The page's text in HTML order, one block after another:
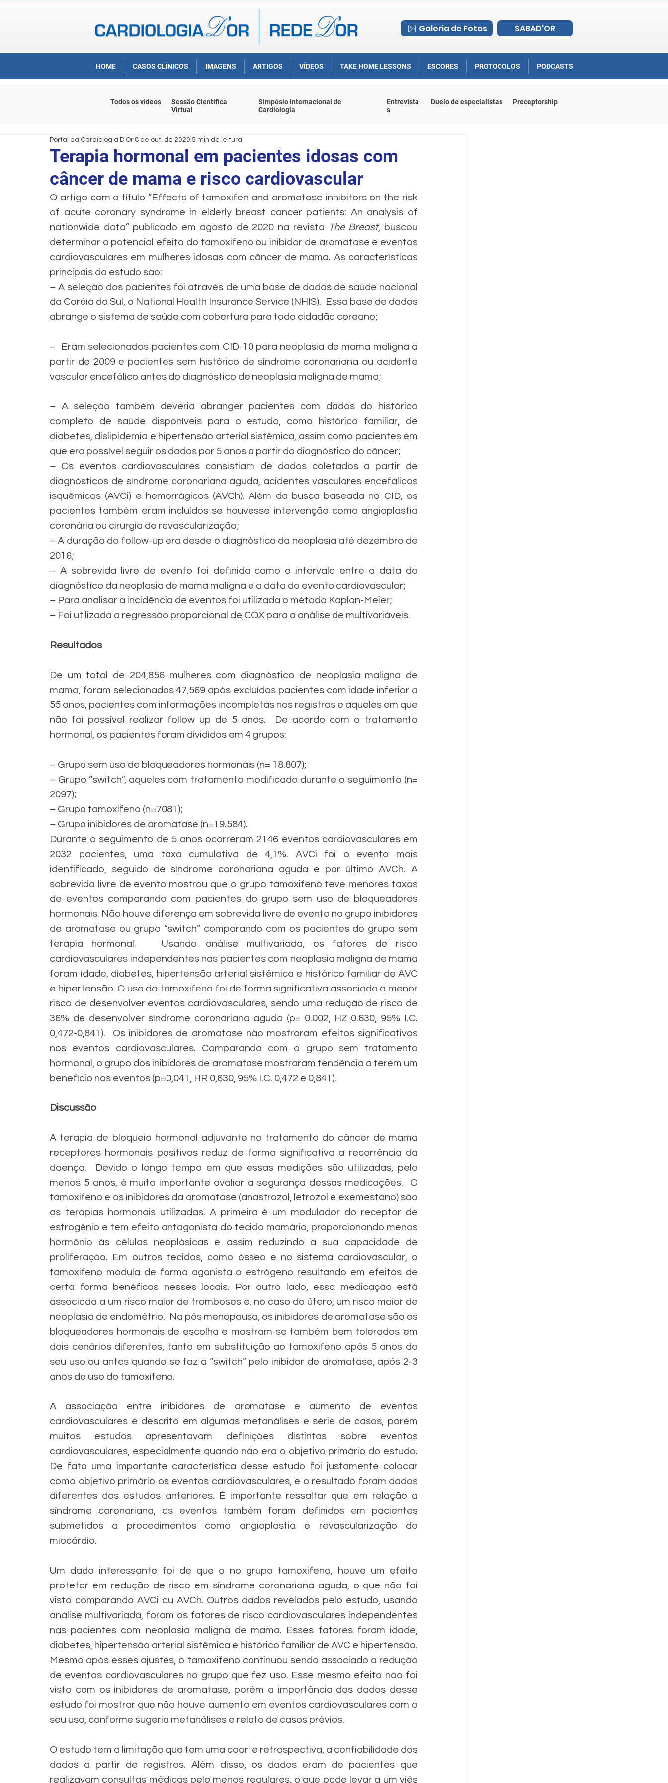
Galeria de Fotos SABAD'OR
HOME CASOS CLÍNICOS IMAGENS ARTIGOS VÍDEOS TAKE HOME LESSONS ESCORES PROTOCOLOS PODCASTS
Terapia hormonal em pacientes idosas com
câncer de mama e risco cardiovascular
Portal da Cardiologia D'Or 8 de out. de 2020 5 min de leitura
O artigo com o título “Effects of tamoxifen and aromatase inhibitors on the risk
of acute coronary syndrome in elderly breast cancer patients: An analysis of
nationwide data” publicado em agosto de 2020 na revista The Breast, buscou
determinar o potencial efeito do tamoxifeno ou inibidor de aromatase e eventos
cardiovasculares em mulheres idosas com câncer de mama. As características
principais do estudo são:
– A seleção dos pacientes foi através de uma base de dados de saúde nacional
da Coréia do Sul, o National Health Insurance Service (NHIS).  Essa base de dados
abrange o sistema de saúde com cobertura para todo cidadão coreano;
–  Eram selecionados pacientes com CID-10 para neoplasia de mama maligna a
partir de 2009 e pacientes sem histórico de síndrome coronariana ou acidente
vascular encefálico antes do diagnóstico de neoplasia maligna de mama;
– A seleção também deveria abranger pacientes com dados do histórico
completo de saúde disponíveis para o estudo, como histórico familiar, de
diabetes, dislipidemia e hipertensão arterial sistêmica, assim como pacientes em
que era possível seguir os dados por 5 anos a partir do diagnóstico do câncer;
– Os eventos cardiovasculares consistiam de dados coletados a partir de
diagnósticos de síndrome coronariana aguda, acidentes vasculares encefálicos
isquêmicos (AVCi) e hemorrágicos (AVCh). Além da busca baseada no CID, os
pacientes também eram incluídos se houvesse intervenção como angioplastia
coronária ou cirurgia de revascularização;
– A duração do follow-up era desde o diagnóstico da neoplasia até dezembro de
2016;
– A sobrevida livre de evento foi definida como o intervalo entre a data do
diagnóstico da neoplasia de mama maligna e a data do evento cardiovascular;
– Para analisar a incidência de eventos foi utilizada o método Kaplan-Meier;
– Foi utilizada a regressão proporcional de COX para a análise de multivariáveis.
Resultados
De um total de 204,856 mulheres com diagnóstico de neoplasia maligna de
mama, foram selecionados 47,569 após excluídos pacientes com idade inferior a
55 anos, pacientes com informações incompletas nos registros e aqueles em que
não foi possível realizar follow up de 5 anos.  De acordo com o tratamento
hormonal, os pacientes foram divididos em 4 grupos:
– Grupo sem uso de bloqueadores hormonais (n= 18.807);
– Grupo “switch”, aqueles com tratamento modificado durante o seguimento (n=
2097);
– Grupo tamoxifeno (n=7081);
– Grupo inibidores de aromatase (n=19.584).
Durante o seguimento de 5 anos ocorreram 2146 eventos cardiovasculares em
2032 pacientes, uma taxa cumulativa de 4,1%. AVCi foi o evento mais
identificado, seguido de síndrome coronariana aguda e por último AVCh. A
sobrevida livre de evento mostrou que o grupo tamoxifeno teve menores taxas
de eventos comparando com pacientes do grupo sem uso de bloqueadores
hormonais. Não houve diferença em sobrevida livre de evento no grupo inibidores
de aromatase ou grupo “switch” comparando com os pacientes do grupo sem
terapia hormonal.   Usando análise multivariada, os fatores de risco
cardiovasculares independentes nas pacientes com neoplasia maligna de mama
foram idade, diabetes, hipertensão arterial sistêmica e histórico familiar de AVC
e hipertensão. O uso do tamoxifeno foi de forma significativa associado a menor
risco de desenvolver eventos cardiovasculares, sendo uma redução de risco de
36% de desenvolver síndrome coronariana aguda (p= 0.002, HZ 0.630, 95% I.C.
0,472-0,841).  Os inibidores de aromatase não mostraram efeitos significativos
nos eventos cardiovasculares. Comparando com o grupo sem tratamento
hormonal, o grupo dos inibidores de aromatase mostraram tendência a terem um
benefício nos eventos (p=0,041, HR 0,630, 95% I.C. 0,472 e 0,841).
Discussão
A terapia de bloqueio hormonal adjuvante no tratamento do câncer de mama
receptores hormonais positivos reduz de forma significativa a recorrência da
doença.  Devido o longo tempo em que essas medições são utilizadas, pelo
menos 5 anos, é muito importante avaliar a segurança dessas medicações.  O
tamoxifeno e os inibidores da aromatase (anastrozol, letrozol e exemestano) são
as terapias hormonais utilizadas. A primeira é um modulador do receptor de
estrogênio e tem efeito antagonista do tecido mamário, proporcionando menos
hormônio às células neoplásicas e assim reduzindo a sua capacidade de
proliferação. Em outros tecidos, como ósseo e no sistema cardiovascular, o
tamoxifeno modula de forma agonista o estrógeno resultando em efeitos de
certa forma benéficos nesses locais. Por outro lado, essa medicação está
associada a um risco maior de tromboses e, no caso do útero, um risco maior de
neoplasia de endométrio.  Na pós menopausa, os inibidores de aromatase são os
bloqueadores hormonais de escolha e mostram-se também bem tolerados em
dois cenários diferentes, tanto em substituição ao tamoxifeno após 5 anos do
seu uso ou antes quando se faz a “switch” pelo inibidor de aromatase, após 2-3
anos de uso do tamoxifeno.
A associação entre inibidores de aromatase e aumento de eventos
cardiovasculares é descrito em algumas metanálises e série de casos, porém
muitos estudos apresentavam definições distintas sobre eventos
cardiovasculares, especialmente quando não era o objetivo primário do estudo.
De fato uma importante característica desse estudo foi justamente colocar
como objetivo primário os eventos cardiovasculares, e o resultado foram dados
diferentes dos estudos anteriores. É importante ressaltar que em relação a
síndrome coronariana, os eventos também foram definidos em pacientes
submetidos a procedimentos como angioplastia e revascularização do
miocárdio.
Um dado interessante foi de que o no grupo tamoxifeno, houve um efeito
protetor em redução de risco em síndrome coronariana aguda, o que não foi
visto comparando AVCi ou AVCh. Outros dados revelados pelo estudo, usando
análise multivariada, foram os fatores de risco cardiovasculares independentes
nas pacientes com neoplasia maligna de mama. Esses fatores foram idade,
diabetes, hipertensão arterial sistêmica e histórico familiar de AVC e hipertensão.
Mesmo após esses ajustes, o tamoxifeno continuou sendo associado a redução
de eventos cardiovasculares no grupo que fez uso. Esse mesmo efeito não foi
visto com os inibidores de aromatase, porém a importância dos dados desse
estudo foi mostrar que não houve aumento em eventos cardiovasculares com o
seu uso, conforme sugeria metanálises e relato de casos prévios.
O estudo tem a limitação que tem uma coorte retrospectiva, a confiabilidade dos
dados a partir de registros. Além disso, os dados eram de pacientes que
realizavam consultas médicas pelo menos regulares, o que pode levar a um viés
Todos os vídeos
Sessão Científica
Virtual
Simpósio Internacional de
Cardiologia
Entrevista
s
Duelo de especialistas Preceptorship